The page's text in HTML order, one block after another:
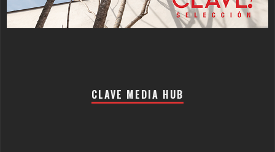
CLAVE MEDIA HUB